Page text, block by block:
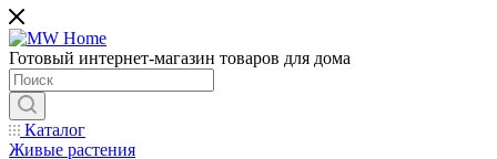
Готовый интернет-магазин товаров для дома
Каталог
Живые растения